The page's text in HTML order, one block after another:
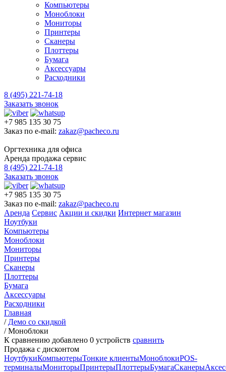
Компьютеры
Моноблоки
Мониторы
Принтеры
Сканеры
Плоттеры
Бумага
Аксессуары
Расходники
8 (495) 221-74-18
Заказать звонок
+7 985 135 30 75
Заказ по e-mail: zakaz@pacheco.ru
Оргтехника для офиса
Аренда продажа сервис
8 (495) 221-74-18
Заказать звонок
+7 985 135 30 75
Заказ по e-mail: zakaz@pacheco.ru
Аренда Сервис Акции и скидки Интернет магазин
Ноутбуки
Компьютеры
Моноблоки
Мониторы
Принтеры
Сканеры
Плоттеры
Бумага
Аксессуары
Расходники
Главная
/ Демо со скидкой
/Моноблоки
К сравнению добавлено 0 устройств сравнить
Продажа с дисконтом
НоутбукиКомпьютерыТонкие клиентыМоноблокиPOS-
терминалыМониторыПринтерыПлоттерыБумагаСканеры